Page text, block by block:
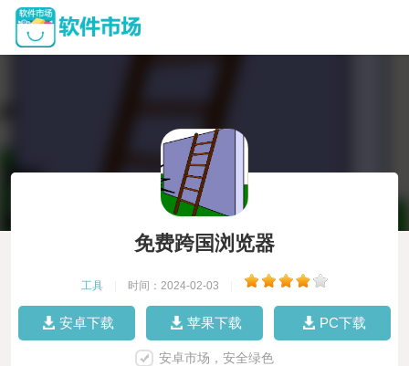
免费跨国浏览器
工具 时间：2024-02-03
安卓下载 苹果下载 PC下载
安卓市场，安全绿色